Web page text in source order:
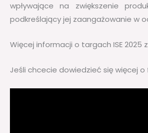
wpływające na zwiększenie
podkreślający jej zaangażowanie w
Więcej informacji o targach ISE
Jeśli chcecie dowiedzieć się więcej